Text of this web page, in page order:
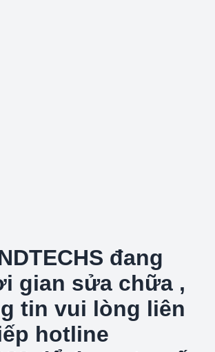
đang
gian sửa chữa ,
tin vui lòng liên
hotline